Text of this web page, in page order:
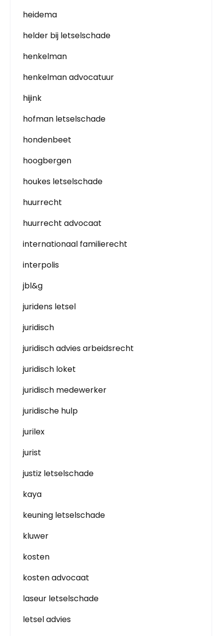
heidema
helder bij letselschade
henkelman
henkelman advocatuur
hijink
hofman letselschade
hondenbeet
hoogbergen
houkes letselschade
huurrecht
huurrecht advocaat
internationaal familierecht
interpolis
jbl&g
juridens letsel
juridisch
juridisch advies arbeidsrecht
juridisch loket
juridisch medewerker
juridische hulp
jurilex
jurist
justiz letselschade
kaya
keuning letselschade
kluwer
kosten
kosten advocaat
laseur letselschade
letsel advies